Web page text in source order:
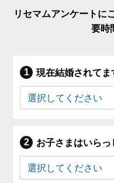
リセマムアンケートに
要時
現在結婚されてま
お子さまはいらっ